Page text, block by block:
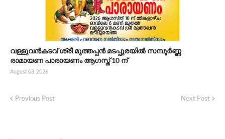
വള്ളുവൻകടവ് ശ്രീ മുത്തപ്പൻ മടപ്പുരയിൽ സമ്പൂർണ്ണ
രാമായണ പാരായണം ആഗസ്ത് 10 ന്
August 08, 2026
Previous Post Next Post